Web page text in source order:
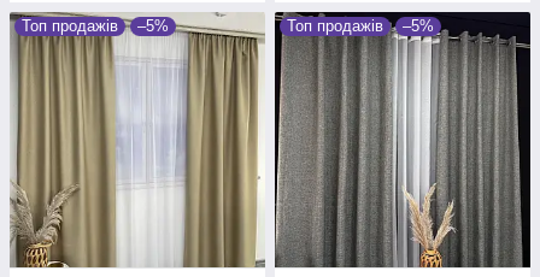
Топ продажів –5% Топ продажів –5%